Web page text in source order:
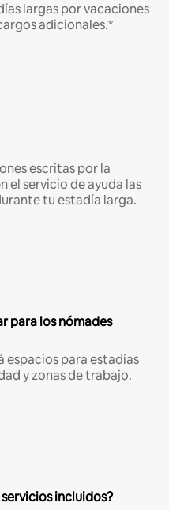
largas por vacaciones
adicionales.*
escritas por la
el servicio de ayuda las
tu estadía larga.
para los nómades
espacios para estadías
y zonas de trabajo.
incluidos?